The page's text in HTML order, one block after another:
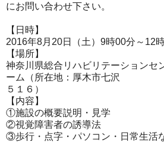
にお問い合わせ下さい。
【日時】
2016年8月20日（土）9時00分～12
【場所】
神奈川県総合リハビリテーションセ
ーム（ 所在地：厚木市七沢
５１６）
【内容】
①施設の概要説明・見学
②視覚障害者の誘導法
③歩行・点字・パソコン・日常生活